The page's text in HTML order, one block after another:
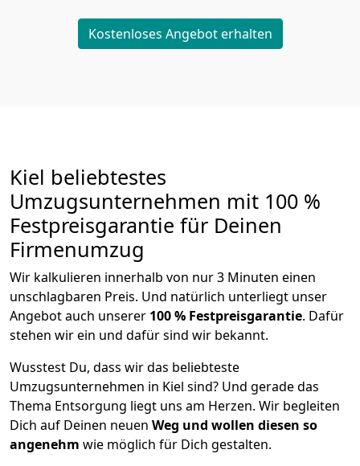
Kostenloses Angebot erhalten
Kiel beliebtestes
Umzugsunternehmen mit 100 %
Festpreisgarantie für Deinen
Firmenumzug
Wir kalkulieren innerhalb von nur 3 Minuten einen
unschlagbaren Preis. Und natürlich unterliegt unser
Angebot auch unserer 100 % Festpreisgarantie. Dafür
stehen wir ein und dafür sind wir bekannt.
Wusstest Du, dass wir das beliebteste
Umzugsunternehmen in Kiel sind? Und gerade das
Thema Entsorgung liegt uns am Herzen. Wir begleiten
Dich auf Deinen neuen Weg und wollen diesen so
angenehm wie möglich für Dich gestalten.